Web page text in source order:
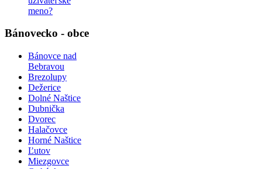
meno?
Bánovecko - obce
Bánovce nad
Bebravou
Brezolupy
Dežerice
Dolné Naštice
Dubnička
Dvorec
Halačovce
Horné Naštice
Ľutov
Miezgovce